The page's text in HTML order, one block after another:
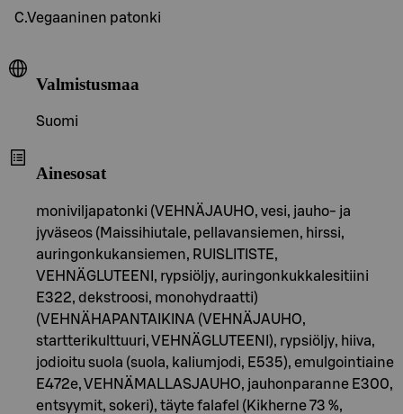
C.Vegaaninen patonki
Valmistusmaa
Suomi
Ainesosat
moniviljapatonki (VEHNÄJAUHO, vesi, jauho- ja
jyväseos (Maissihiutale, pellavansiemen, hirssi,
auringonkukansiemen, RUISLITISTE,
VEHNÄGLUTEENI, rypsiöljy, auringonkukkalesitiini
E322, dekstroosi, monohydraatti)
(VEHNÄHAPANTAIKINA (VEHNÄJAUHO,
startterikulttuuri, VEHNÄGLUTEENI), rypsiöljy, hiiva,
jodioitu suola (suola, kaliumjodi, E535), emulgointiaine
E472e, VEHNÄMALLASJAUHO, jauhonparanne E300,
entsyymit, sokeri), täyte falafel (Kikherne 73 %,